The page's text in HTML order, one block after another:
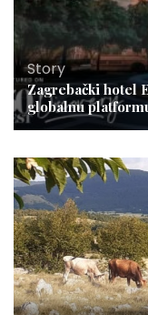
Story
Zagrebački hotel
globalnu